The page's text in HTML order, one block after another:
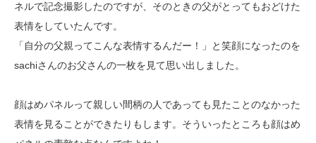
ネルで記念撮影したのですが、そのときの父がとってもおどけた
表情をしていたんです。
「自分の父親ってこんな表情するんだー！」と笑顔になったのを
sachiさんのお父さんの一枚を見て思い出しました。
顔はめパネルって親しい間柄の人であっても見たことのなかった
表情を見ることができたりもします。そういったところも顔はめ